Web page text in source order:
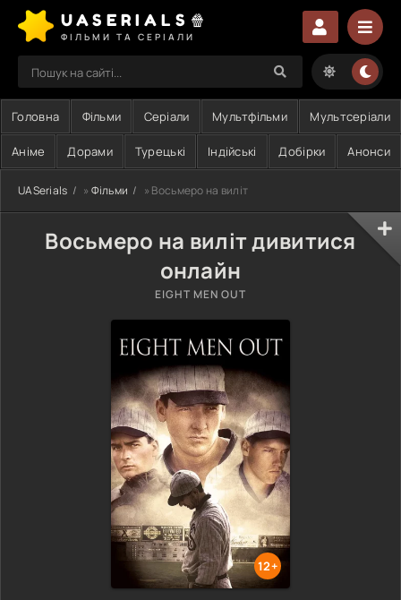
UASERIALS🍿
ФІЛЬМИ ТА СЕРІАЛИ
Головна Фільми Серіали Мультфільми Мультсеріали
Аніме Дорами Турецькі Індійські Добірки Анонси
UASerials » Фільми » Восьмеро на виліт
Восьмеро на виліт дивитися
онлайн
EIGHT MEN OUT
12+